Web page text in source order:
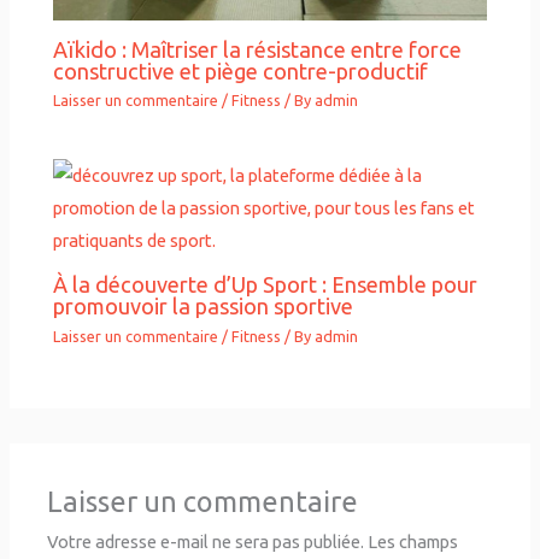
Aïkido : Maîtriser la résistance entre force
constructive et piège contre-productif
Laisser un commentaire /Fitness / By admin
À la découverte d’Up Sport : Ensemble pour
promouvoir la passion sportive
Laisser un commentaire /Fitness / By admin
Laisser un commentaire
Votre adresse e-mail ne sera pas publiée. Les champs